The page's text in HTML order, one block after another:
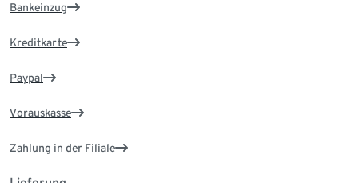
Bankeinzug
Kreditkarte
Paypal
Vorauskasse
Zahlung in der Filiale